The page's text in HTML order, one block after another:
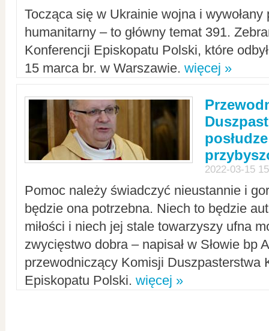
Tocząca się w Ukrainie wojna i
humanitarny – to główny temat 391.
Konferencji Episkopatu Polski, które
15 marca br. w Warszawie. więcej »
2022-03-15
Pomoc należy świadczyć nieustannie i
będzie ona potrzebna. Niech to będzie
miłości i niech jej stale towarzyszy ufna
zwycięstwo dobra – napisał w Słowie bp
przewodniczący Komisji Duszpasterstwa
Episkopatu Polski. więcej »